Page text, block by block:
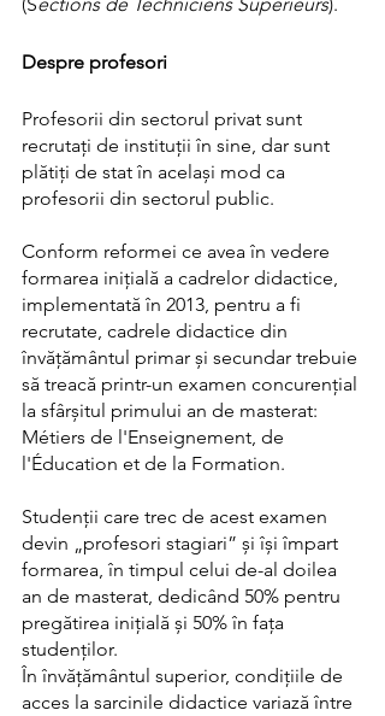
Despre profesori
Profesorii din sectorul privat sunt
recrutați de instituții în sine, dar sunt
plătiți de stat în același mod ca
profesorii din sectorul public.
Conform reformei ce avea în vedere
formarea iniţială a cadrelor didactice,
implementată în 2013, pentru a fi
recrutate, cadrele didactice din
învățământul primar și secundar trebuie
să treacă printr-un examen concurențial
la sfârșitul primului an de masterat:
Métiers de l'Enseignement, de
l'Éducation et de la Formation.
Studenţii care trec de acest examen
devin „profesori stagiari” și își împart
formarea, în timpul celui de-al doilea
an de masterat, dedicând 50% pentru
pregătirea inițială și 50% în fața
studenților.
În învățământul superior, condițiile de
acces la sarcinile didactice variază între